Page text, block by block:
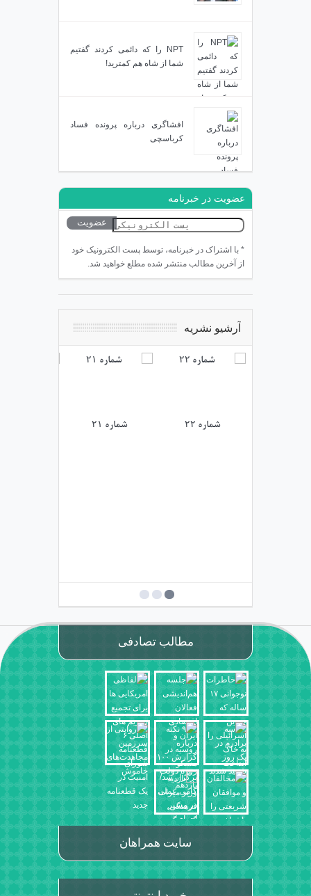
NPT را که دائمی کردند گفتیم
شما از شاه هم کمترید!
افشاگری درباره پرونده فساد
کرباسچی
عضویت در خبرنامه
* با اشتراک در خبرنامه، توسط پست الکترونیک خود
از آخرین مطالب منتشر شده مطلع خواهید شد.
آرشیو نشریه
شماره ۲۲ شماره ۲۱
مطالب تصادفی
سایت همراهان